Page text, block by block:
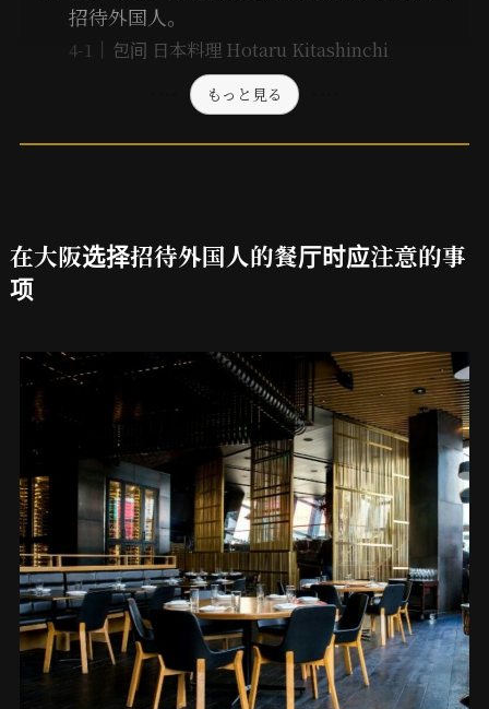
招待外国人。
包间 日本料理 Hotaru Kitashinchi
もっと見る
在大阪选择招待外国人的餐厅时应注意的事
项